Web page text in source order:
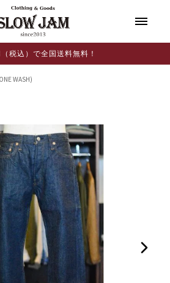
税込）で全国送料無料！
WASH)